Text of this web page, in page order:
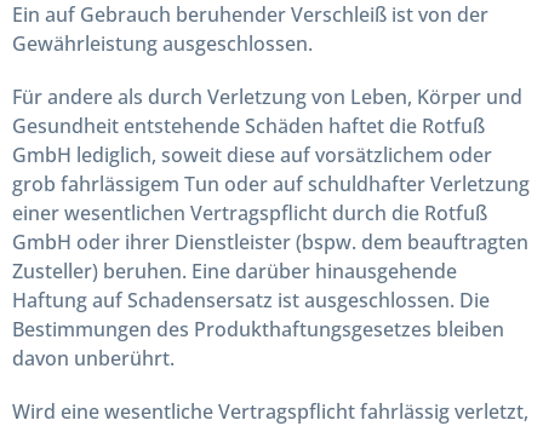
Ein auf Gebrauch beruhender Verschleiß ist von der
Gewährleistung ausgeschlossen.
Für andere als durch Verletzung von Leben, Körper und
Gesundheit entstehende Schäden haftet die Rotfuß
GmbH lediglich, soweit diese auf vorsätzlichem oder
grob fahrlässigem Tun oder auf schuldhafter Verletzung
einer wesentlichen Vertragspflicht durch die Rotfuß
GmbH oder ihrer Dienstleister (bspw. dem beauftragten
Zusteller) beruhen. Eine darüber hinausgehende
Haftung auf Schadensersatz ist ausgeschlossen. Die
Bestimmungen des Produkthaftungsgesetzes bleiben
davon unberührt.
Wird eine wesentliche Vertragspflicht fahrlässig verletzt,